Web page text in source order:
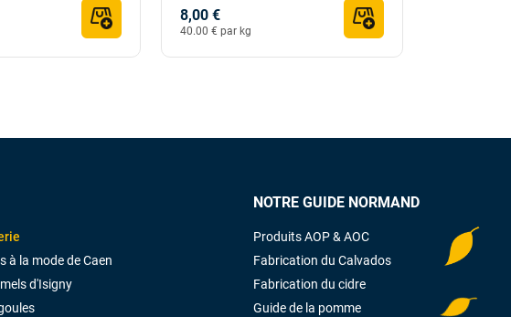
8,00 €
40.00 € par kg
à la mode de Caen
d'Isigny
NOTRE GUIDE NORMAND
Produits AOP & AOC
Fabrication du Calvados
Fabrication du cidre
Guide de la pomme